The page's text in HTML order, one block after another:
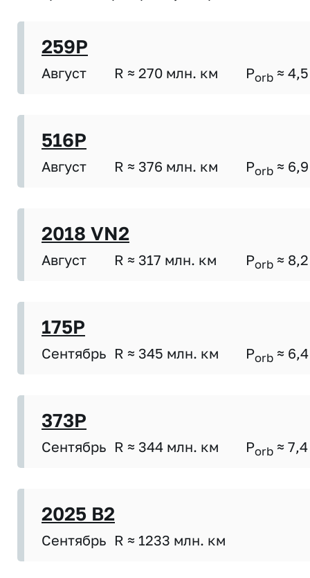
259P
Август R ≈ 270 млн. км Porb ≈ 4,5
516P
Август R ≈ 376 млн. км Porb ≈ 6,9
2018 VN2
Август R ≈ 317 млн. км Porb ≈ 8,2
175P
Сентябрь R ≈ 345 млн. км Porb ≈ 6,4
373P
Сентябрь R ≈ 344 млн. км Porb ≈ 7,4
2025 B2
Сентябрь R ≈ 1233 млн. км